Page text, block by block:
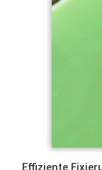
Effiziente